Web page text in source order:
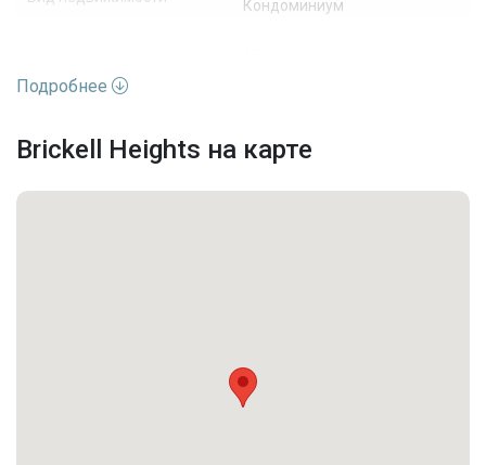
Кондоминиум
Подробнее
Brickell Heights на карте